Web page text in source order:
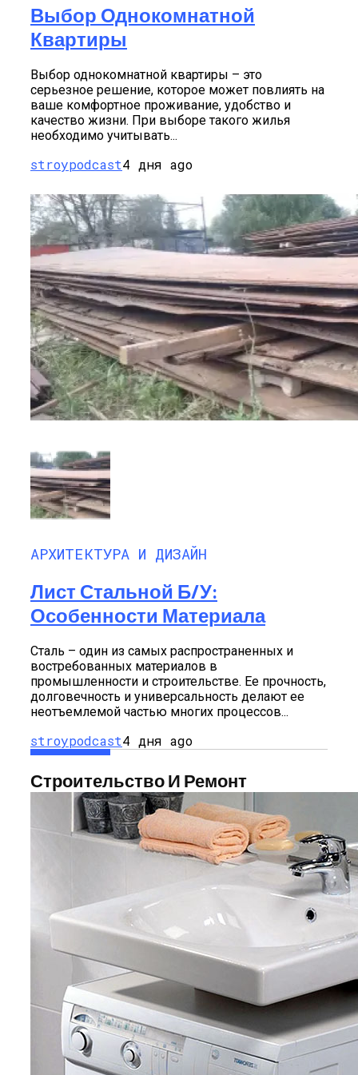
Выбор Однокомнатной
Квартиры
Выбор однокомнатной квартиры – это
серьезное решение, которое может повлиять на
ваше комфортное проживание, удобство и
качество жизни. При выборе такого жилья
необходимо учитывать...
stroypodcast4 дня ago
АРХИТЕКТУРА И ДИЗАЙН
Лист Стальной Б/у:
Особенности Материала
Сталь – один из самых распространенных и
востребованных материалов в
промышленности и строительстве. Ее прочность,
долговечность и универсальность делают ее
неотъемлемой частью многих процессов...
stroypodcast4 дня ago
Строительство И Ремонт